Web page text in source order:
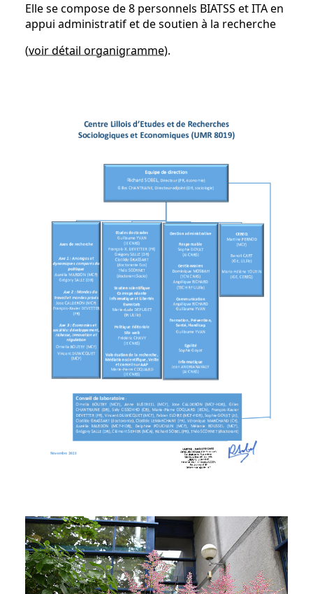
Elle se compose de 8 personnels BIATSS et ITA en
appui administratif et de soutien à la recherche
(voir détail organigramme).